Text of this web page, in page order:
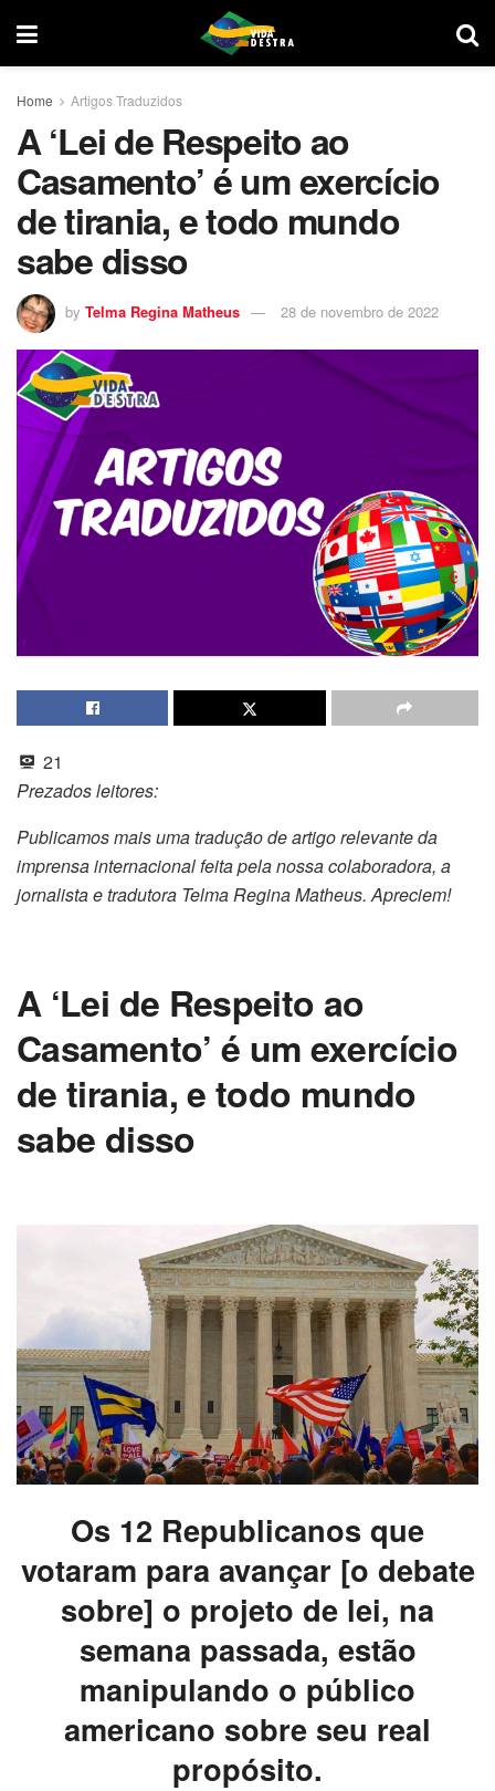
Home Artigos Traduzidos
A ‘Lei de Respeito ao
Casamento’ é um exercício
de tirania, e todo mundo
sabe disso
by Telma Regina Matheus 28 de novembro de 2022
21
Prezados leitores:
Publicamos mais uma tradução de artigo relevante da
imprensa internacional feita pela nossa colaboradora, a
jornalista e tradutora Telma Regina Matheus. Apreciem!
A ‘Lei de Respeito ao
Casamento’ é um exercício
de tirania, e todo mundo
sabe disso
Os 12 Republicanos que
votaram para avançar [o debate
sobre] o projeto de lei, na
semana passada, estão
manipulando o público
americano sobre seu real
propósito.